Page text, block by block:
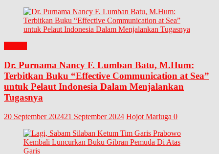
Dr. Purnama Nancy F. Lumban Batu, M.Hum:
Terbitkan Buku “Effective Communication at Sea”
untuk Pelaut Indonesia Dalam Menjalankan
Tugasnya
20 September 202421 September 2024 Hojot Marluga 0